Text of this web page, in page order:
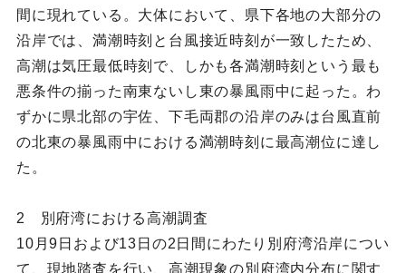
間に現れている。大体において、県下各地の大部分の
沿岸では、満潮時刻と台風接近時刻が一致したため、
高潮は気圧最低時刻で、しかも各満潮時刻という最も
悪条件の揃った南東ないし東の暴風雨中に起った。わ
ずかに県北部の宇佐、下毛両郡の沿岸のみは台風直前
の北東の暴風雨中における満潮時刻に最高潮位に達し
た。
2 別府湾における高潮調査
10月9日および13日の2日間にわたり別府湾沿岸につい
て、現地踏査を行い、高潮現象の別府湾内分布に関す